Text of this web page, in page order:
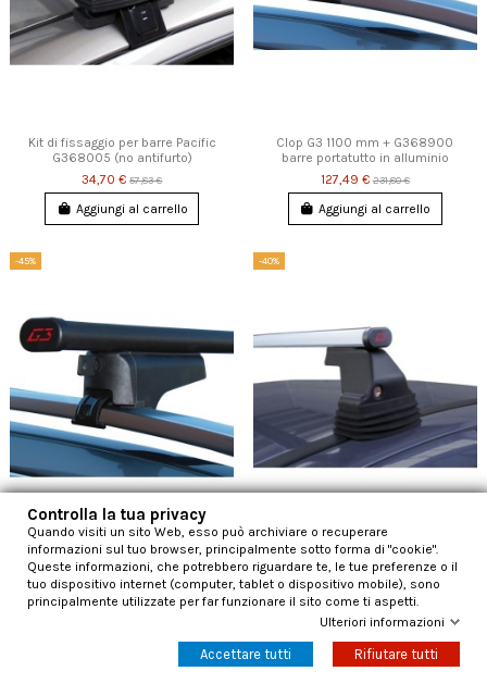
Kit di fissaggio per barre Pacific
G368005 (no antifurto)
34,70 €57,83 €
Aggiungi al carrello
Clop G3 1100 mm + G368900
barre portatutto in alluminio
127,49 €231,80 €
Aggiungi al carrello
-45%
Clop G3 1270 mm + G368900
barre portatutto in acciaio
96,62 €175,68 €
-40%
Kit di fissaggio per barre Pacific
G368006 (no antifurto)
56,88 € 94,79 €
Aggiungi al carrello
Controlla la tua privacy
Quando visiti un sito Web, esso può archiviare o recuperare
informazioni sul tuo browser, principalmente sotto forma di "cookie".
Queste informazioni, che potrebbero riguardare te, le tue preferenze o il
tuo dispositivo internet (computer, tablet o dispositivo mobile), sono
principalmente utilizzate per far funzionare il sito come ti aspetti.
Ulteriori informazioni
Accettare tutti Rifiutare tutti